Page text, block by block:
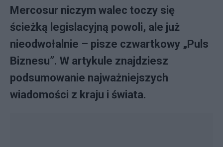
Mercosur niczym walec toczy się
ścieżką legislacyjną powoli, ale już
nieodwołalnie – pisze czwartkowy „Puls
Biznesu”. W artykule znajdziesz
podsumowanie najważniejszych
wiadomości z kraju i świata.